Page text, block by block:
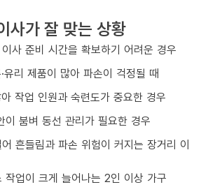
사가 잘 맞는 상황
사 준비 시간을 확보하기 어려운 경우
유리 제품이 많아 파손이 걱정될 때
아 작업 인원과 숙련도가 중요한 경우
이 붐벼 동선 관리가 필요한 경우
흔들림과 파손 위험이 커지는 장거리 이
작업이 크게 늘어나는 2인 이상 가구